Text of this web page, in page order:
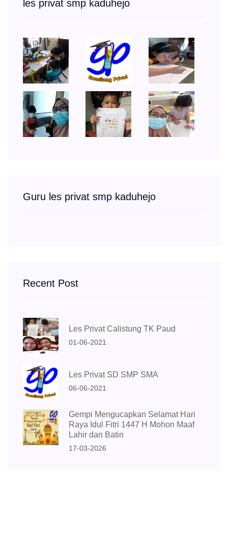
les privat smp kaduhejo
Guru les privat smp kaduhejo
Recent Post
Les Privat Calistung TK Paud
01-06-2021
Les Privat SD SMP SMA
06-06-2021
Gempi Mengucapkan Selamat Hari
Raya Idul Fitri 1447 H Mohon Maaf
Lahir dan Batin
17-03-2026